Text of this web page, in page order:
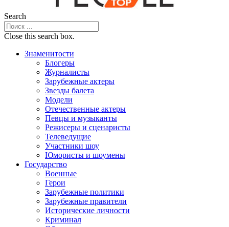
Search
Close this search box.
Знаменитости
Блогеры
Журналисты
Зарубежные актеры
Звезды балета
Модели
Отечественные актеры
Певцы и музыканты
Режисеры и сценаристы
Телеведущие
Участники шоу
Юмористы и шоумены
Государство
Военные
Герои
Зарубежные политики
Зарубежные правители
Исторические личности
Криминал